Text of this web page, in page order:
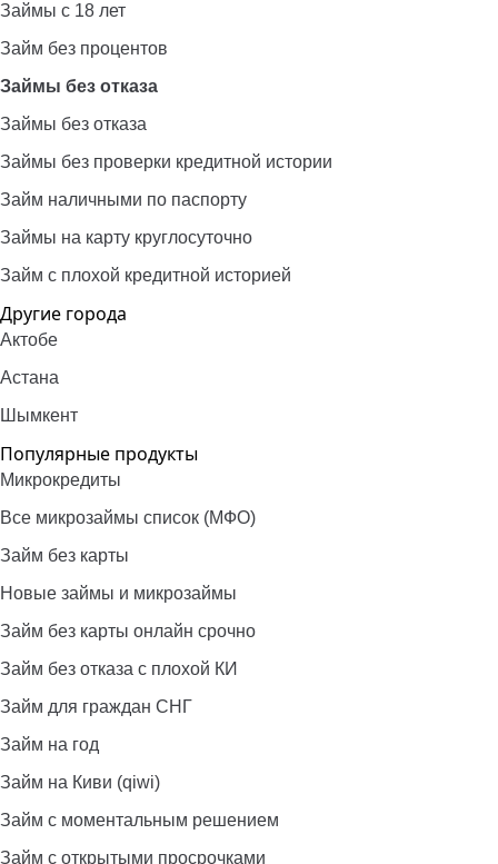
Займы с 18 лет
Займ без процентов
Займы без отказа
Займы без отказа
Займы без проверки кредитной истории
Займ наличными по паспорту
Займы на карту круглосуточно
Займ с плохой кредитной историей
Другие города
Актобе
Астана
Шымкент
Популярные продукты
Микрокредиты
Все микрозаймы список (МФО)
Займ без карты
Новые займы и микрозаймы
Займ без карты онлайн срочно
Займ без отказа с плохой КИ
Займ для граждан СНГ
Займ на год
Займ на Киви (qiwi)
Займ c моментальным решением
Займ с открытыми просрочками